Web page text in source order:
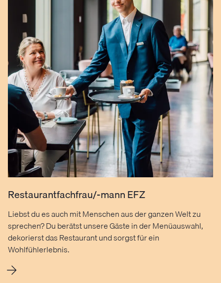
Restaurantfachfrau/-mann EFZ
Liebst du es auch mit Menschen aus der ganzen Welt zu
sprechen? Du berätst unsere Gäste in der Menüauswahl,
dekorierst das Restaurant und sorgst für ein
Wohlfühlerlebnis.